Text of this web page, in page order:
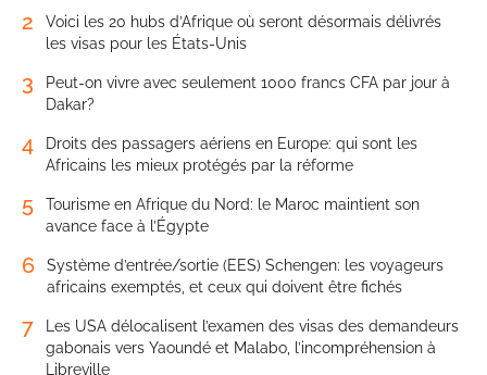
2
Voici les 20 hubs d’Afrique où seront désormais délivrés
les visas pour les États-Unis
3
Peut-on vivre avec seulement 1000 francs CFA par jour à
Dakar?
4
Droits des passagers aériens en Europe: qui sont les
Africains les mieux protégés par la réforme
5
Tourisme en Afrique du Nord: le Maroc maintient son
avance face à l’Égypte
6
Système d’entrée/sortie (EES) Schengen: les voyageurs
africains exemptés, et ceux qui doivent être fichés
7
Les USA délocalisent l’examen des visas des demandeurs
gabonais vers Yaoundé et Malabo, l’incompréhension à
Libreville